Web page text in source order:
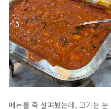
메뉴를 죽 살펴봤는데, 고기는